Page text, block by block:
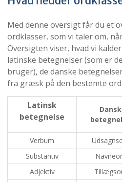
Med denne oversigt får du et
ordklasser, som vi taler om,
Oversigten viser, hvad vi
latinske betegnelser (som er
bruger), de danske
fra græsk på den bestemte
Latinsk
betegnelse
Dansk
Verbum
Substantiv
Adjektiv